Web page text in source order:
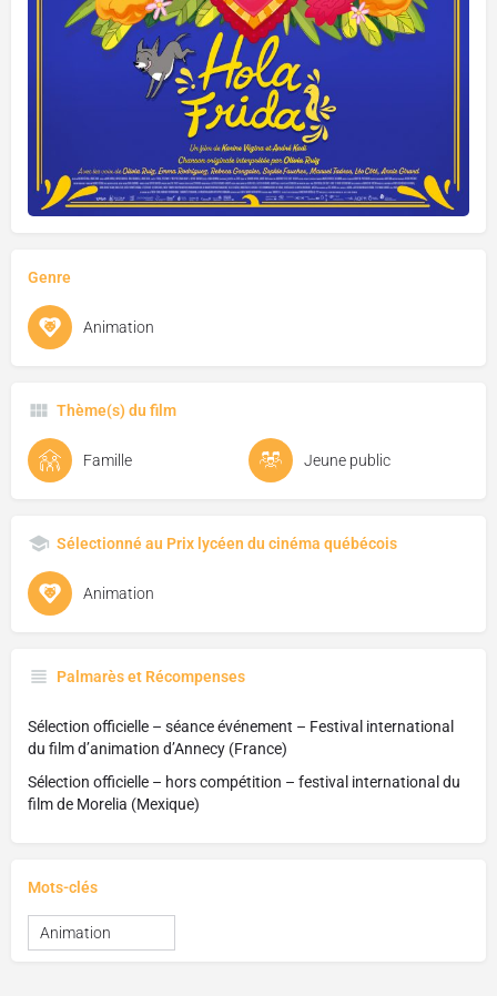
Genre
Animation
Thème(s) du film
Famille Jeune public
Sélectionné au Prix lycéen du cinéma québécois
Animation
Palmarès et Récompenses
Sélection officielle – séance événement – Festival international
du film d’animation d’Annecy (France)
Sélection officielle – hors compétition – festival international du
film de Morelia (Mexique)
Mots-clés
Animation